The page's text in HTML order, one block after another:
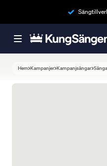
Hem Kampanjer Kampanjsängar